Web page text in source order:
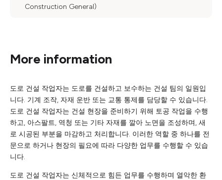
Construction General)
More information
도로 건설 작업자는 도로를 건설하고 보수하는 건설 팀의 일원입
니다. 기계 조작, 자재 운반 또는 교통 통제를 담당할 수 있습니다.
도로 건설 작업자는 건설 현장을 준비하기 위해 토공 작업을 수행
하고, 아스팔트, 역청 또는 기타 자재를 깔아 노면을 조성하며, 새
로 시공된 부분을 마감하고 처리합니다. 이러한 역할 중 하나를 전
문으로 하거나 현장의 필요에 따라 다양한 업무를 수행할 수 있습
니다.
도로 건설 작업자는 신체적으로 힘든 업무를 수행하며 열악한 환